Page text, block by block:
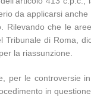
da applicarsi
Rilevando che le
Tribunale di Roma,
la riassunzione.
per le controversie
in